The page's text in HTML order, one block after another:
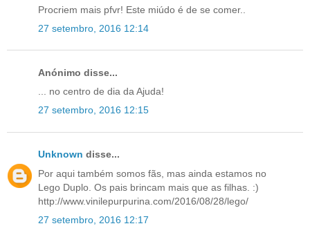
Procriem mais pfvr! Este miúdo é de se comer..
27 setembro, 2016 12:14
Anónimo disse...
... no centro de dia da Ajuda!
27 setembro, 2016 12:15
Unknown disse...
Por aqui também somos fãs, mas ainda estamos no
Lego Duplo. Os pais brincam mais que as filhas. :)
http://www.vinilepurpurina.com/2016/08/28/lego/
27 setembro, 2016 12:17